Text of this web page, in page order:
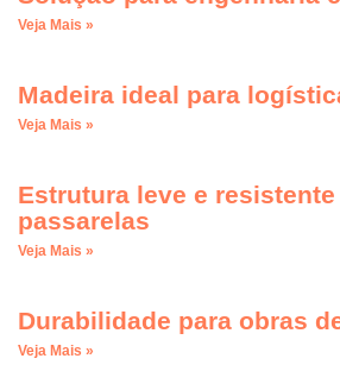
Veja Mais »
Madeira ideal para
Veja Mais »
Estrutura leve e resistente
passarelas
Veja Mais »
Durabilidade para obras
Veja Mais »